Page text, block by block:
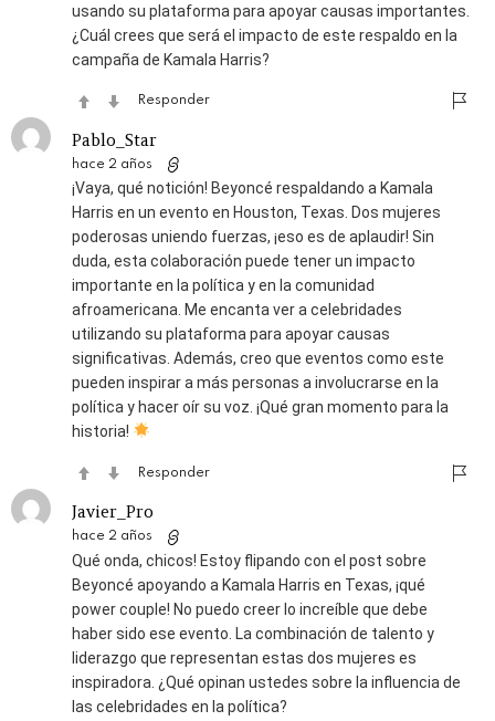
usando su plataforma para apoyar causas importantes.
¿Cuál crees que será el impacto de este respaldo en la
campaña de Kamala Harris?
Responder
Pablo_Star
hace 2 años
¡Vaya, qué notición! Beyoncé respaldando a Kamala
Harris en un evento en Houston, Texas. Dos mujeres
poderosas uniendo fuerzas, ¡eso es de aplaudir! Sin
duda, esta colaboración puede tener un impacto
importante en la política y en la comunidad
afroamericana. Me encanta ver a celebridades
utilizando su plataforma para apoyar causas
significativas. Además, creo que eventos como este
pueden inspirar a más personas a involucrarse en la
política y hacer oír su voz. ¡Qué gran momento para la
historia!
Responder
Javier_Pro
hace 2 años
Qué onda, chicos! Estoy flipando con el post sobre
Beyoncé apoyando a Kamala Harris en Texas, ¡qué
power couple! No puedo creer lo increíble que debe
haber sido ese evento. La combinación de talento y
liderazgo que representan estas dos mujeres es
inspiradora. ¿Qué opinan ustedes sobre la influencia de
las celebridades en la política?